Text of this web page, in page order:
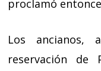
proclamó
Los ancianos,
reservación de